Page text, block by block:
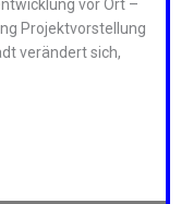
vor Ort –
Projektvorstellung
verändert sich,